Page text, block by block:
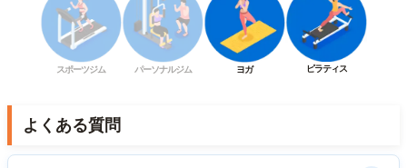
スポーツジム パーソナルジム ヨガ ピラティス
よくある質問